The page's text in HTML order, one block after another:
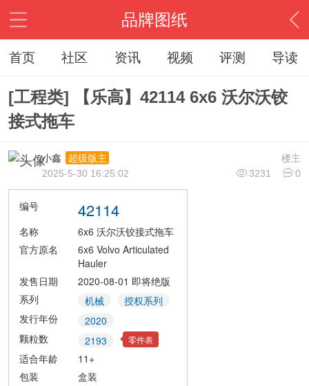
品牌图纸
首页 社区 资讯 视频 评测 导读
[工程类] 【乐高】42114 6x6 沃尔沃铰
接式拖车
楼主
小鑫
超级版主
3231
0
2025-5-30 16:25:02
编号 42114
名称
6x6 沃尔沃铰接式拖车
官方原名
6x6 Volvo Articulated
Hauler
发售日期
2020-08-01 即将绝版
系列
机械
授权系列
发行年份
2020
颗粒数
2193 零件表
适合年龄
11+
包装
盒装